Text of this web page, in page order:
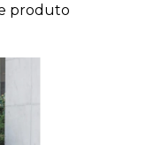
produto